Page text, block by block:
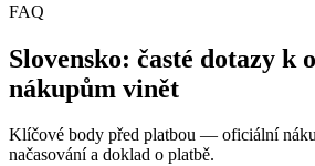
FAQ
Slovensko: časté dotazy k
nákupům vinět
Klíčové body před platbou — oficiální
načasování a doklad o platbě.